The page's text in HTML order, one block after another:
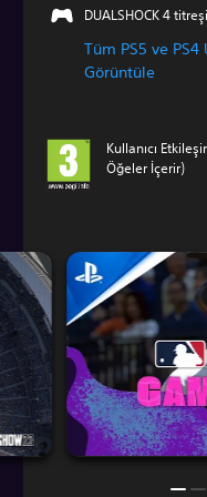
DUALSHOCK 4
Tüm PS5 ve
Görüntüle
Kullanıcı
Öğeler İçerir)